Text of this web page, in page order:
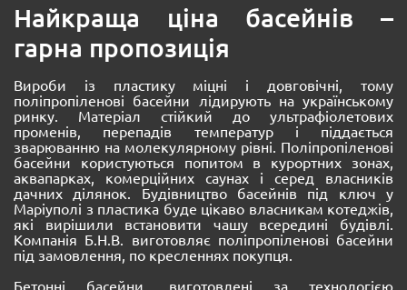
Найкраща ціна басейнів –
гарна пропозиція
Вироби із пластику міцні і довговічні, тому
поліпропіленові басейни лідирують на українському
ринку. Матеріал стійкий до ультрафіолетових
променів, перепадів температур і піддається
зварюванню на молекулярному рівні. Поліпропіленові
басейни користуються попитом в курортних зонах,
аквапарках, комерційних саунах і серед власників
дачних ділянок. Будівництво басейнів під ключ у
Маріуполі з пластика буде цікаво власникам котеджів,
які вирішили встановити чашу всередині будівлі.
Компанія Б.Н.В. виготовляє поліпропіленові басейни
під замовлення, по кресленнях покупця.
Бетонні басейни, виготовлені за технологією